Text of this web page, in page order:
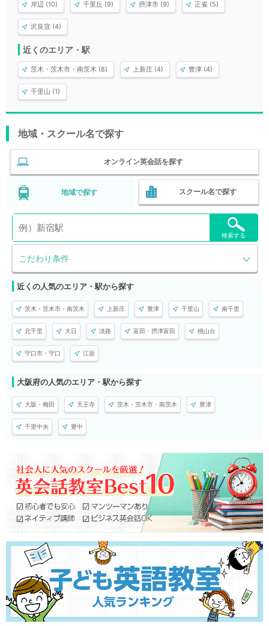
岸辺 (10) 千里丘 (9) 摂津市 (9) 正雀 (5)
沢良宜 (4)
近くのエリア・駅
茨木・茨木市・南茨木 (8) 上新庄 (4) 豊津 (4)
千里山 (1)
地域・スクール名で探す
オンライン英会話を探す
地域で探す スクール名で探す
こだわり条件
検索する
近くの人気のエリア・駅から探す
茨木・茨木市・南茨木 上新庄 豊津 千里山 南千里
北千里 大日 淡路 富田・摂津富田 桃山台
守口市・守口 江坂
大阪府の人気のエリア・駅から探す
大阪・梅田 天王寺 茨木・茨木市・南茨木 豊津
千里中央 豊中